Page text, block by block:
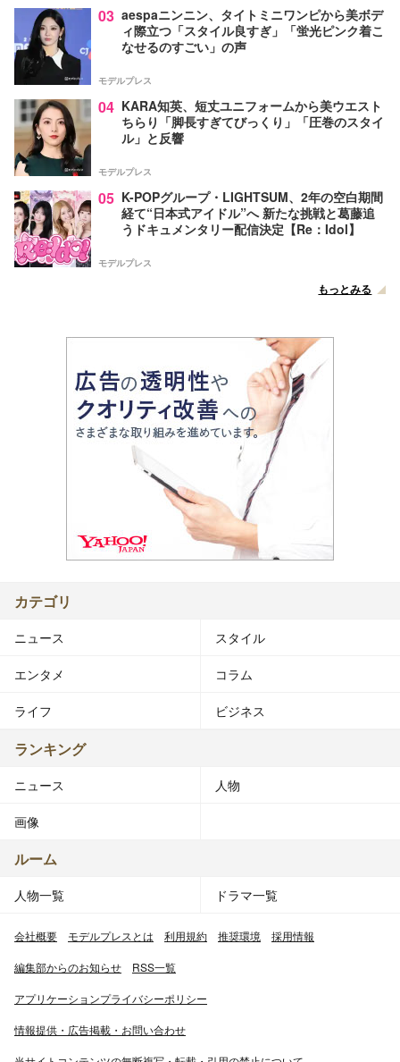
03 aespaニンニン、タイトミニワンピから美ボデ
ィ際立つ「スタイル良すぎ」「蛍光ピンク着こ
なせるのすごい」の声
モデルプレス
04 KARA知英、短丈ユニフォームから美ウエスト
ちらり「脚長すぎてびっくり」「圧巻のスタイ
ル」と反響
モデルプレス
05 K-POPグループ・LIGHTSUM、2年の空白期間
経て“日本式アイドル”へ 新たな挑戦と葛藤追
うドキュメンタリー配信決定【Re：Idol】
モデルプレス
もっとみる
カテゴリ
ニュース スタイル
エンタメ コラム
ライフ ビジネス
ランキング
ニュース 人物
画像
ルーム
人物一覧 ドラマ一覧
会社概要 モデルプレスとは 利用規約 推奨環境 採用情報
編集部からのお知らせ RSS一覧
アプリケーションプライバシーポリシー
情報提供・広告掲載・お問い合わせ